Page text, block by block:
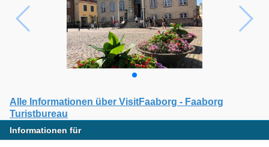
Alle Informationen über VisitFaaborg - Faaborg
Turistbureau
Informationen für